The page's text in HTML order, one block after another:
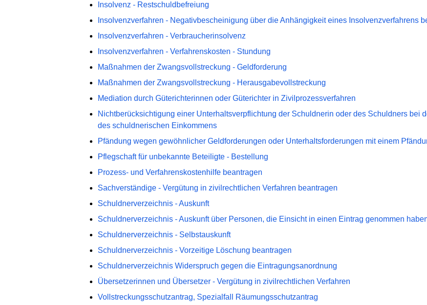
Insolvenz - Restschuldbefreiung
Insolvenzverfahren - Negativbescheinigung über die Anhängigkeit eines Insolvenzverfahrens
Insolvenzverfahren - Verbraucherinsolvenz
Insolvenzverfahren - Verfahrenskosten - Stundung
Maßnahmen der Zwangsvollstreckung - Geldforderung
Maßnahmen der Zwangsvollstreckung - Herausgabevollstreckung
Mediation durch Güterichterinnen oder Güterichter in Zivilprozessverfahren
Nichtberücksichtigung einer Unterhaltsverpflichtung der Schuldnerin oder des Schuldners bei
des schuldnerischen Einkommens
Pfändung wegen gewöhnlicher Geldforderungen oder Unterhaltsforderungen mit einem
Pflegschaft für unbekannte Beteiligte - Bestellung
Prozess- und Verfahrenskostenhilfe beantragen
Sachverständige - Vergütung in zivilrechtlichen Verfahren beantragen
Schuldnerverzeichnis - Auskunft
Schuldnerverzeichnis - Auskunft über Personen, die Einsicht in einen Eintrag genommen
Schuldnerverzeichnis - Selbstauskunft
Schuldnerverzeichnis - Vorzeitige Löschung beantragen
Schuldnerverzeichnis Widerspruch gegen die Eintragungsanordnung
Übersetzerinnen und Übersetzer - Vergütung in zivilrechtlichen Verfahren
Vollstreckungsschutzantrag, Spezialfall Räumungsschutzantrag